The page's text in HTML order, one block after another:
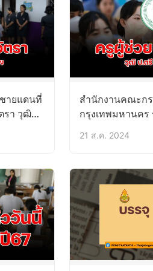
ายแดนที่
รา วุฒิ
สํานักงานคณะก
กรุงเทพมหานค
21 ส.ค. 2024